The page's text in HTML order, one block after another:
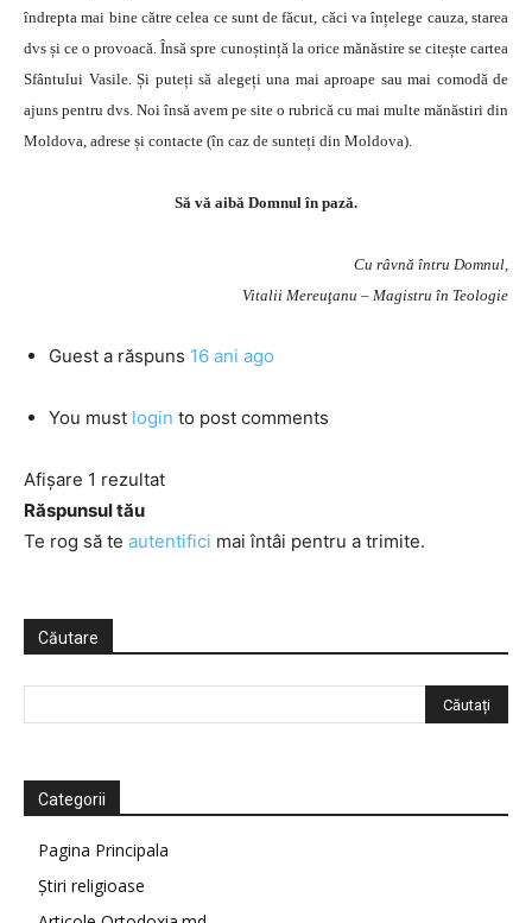
îndrepta mai bine către celea ce sunt de făcut, căci va înțelege cauza, starea
dvs și ce o provoacă. Însă spre cunoștință la orice mănăstire se citește cartea
Sfântului Vasile. Și puteți să alegeți una mai aproape sau mai comodă de
ajuns pentru dvs. Noi însă avem pe site o rubrică cu mai multe mănăstiri din
Moldova, adrese și contacte (în caz de sunteți din Moldova).
Să vă aibă Domnul în pază.
Cu râvnă întru Domnul,
Vitalii Mereuţanu – Magistru în Teologie
Guest a răspuns 16 ani ago
You must login to post comments
Afișare 1 rezultat
Răspunsul tău
Te rog să te autentifici mai întâi pentru a trimite.
Căutare
Categorii
Pagina Principala
Știri religioase